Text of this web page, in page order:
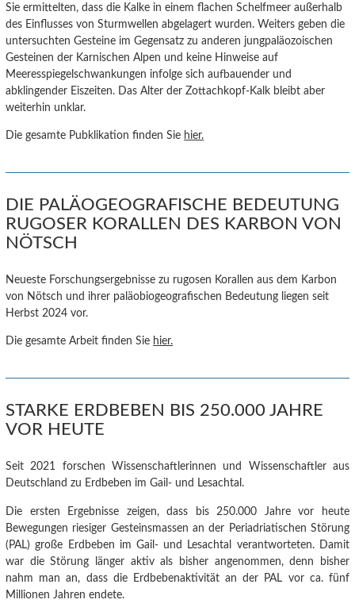
Sie ermittelten, dass die Kalke in einem flachen Schelfmeer außerhalb
des Einflusses von Sturmwellen abgelagert wurden. Weiters geben die
untersuchten Gesteine im Gegensatz zu anderen jungpaläozoischen
Gesteinen der Karnischen Alpen und keine Hinweise auf
Meeresspiegelschwankungen infolge sich aufbauender und
abklingender Eiszeiten. Das Alter der Zottachkopf-Kalk bleibt aber
weiterhin unklar.
Die gesamte Pubklikation finden Sie hier.
DIE PALÄOGEOGRAFISCHE BEDEUTUNG
RUGOSER KORALLEN DES KARBON VON
NÖTSCH
Neueste Forschungsergebnisse zu rugosen Korallen aus dem Karbon
von Nötsch und ihrer paläobiogeografischen Bedeutung liegen seit
Herbst 2024 vor.
Die gesamte Arbeit finden Sie hier.
STARKE ERDBEBEN BIS 250.000 JAHRE
VOR HEUTE
Seit 2021 forschen Wissenschaftlerinnen und Wissenschaftler aus
Deutschland zu Erdbeben im Gail- und Lesachtal.
Die ersten Ergebnisse zeigen, dass bis 250.000 Jahre vor heute
Bewegungen riesiger Gesteinsmassen an der Periadriatischen Störung
(PAL) große Erdbeben im Gail- und Lesachtal verantworteten.
Damit
war die Störung länger aktiv als bisher angenommen, denn bisher
nahm man an, dass die Erdbebenaktivität an der PAL vor ca. fünf
Millionen Jahren endete.